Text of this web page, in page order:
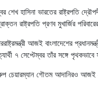
শেখ হাসিনা ভারতের রাষ্ট্রপতি
রাষ্ট্রপতি প্রণব মুখার্জির
আজই বাংলাদেশের
৭ সেপ্টেম্বর তাঁর সঙ্গে পৃথকভাবে
চেয়ারম্যান গৌতম আদানিরও আজই